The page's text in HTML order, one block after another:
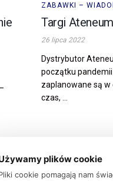
ZABAWKI –
Targi
26 lipca 2022
Dystrybutor
początku
zaplanowane są w
czas, ...
plików cookie
cookie pomagają nam